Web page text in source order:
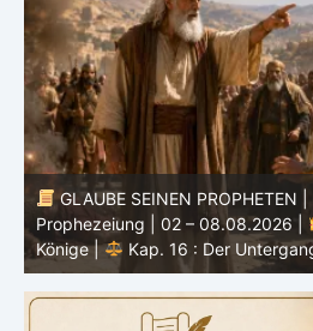
GLAUBE SEINEN PROPHETEN |
02.08.2026 |
Hiob | Kap.37 –